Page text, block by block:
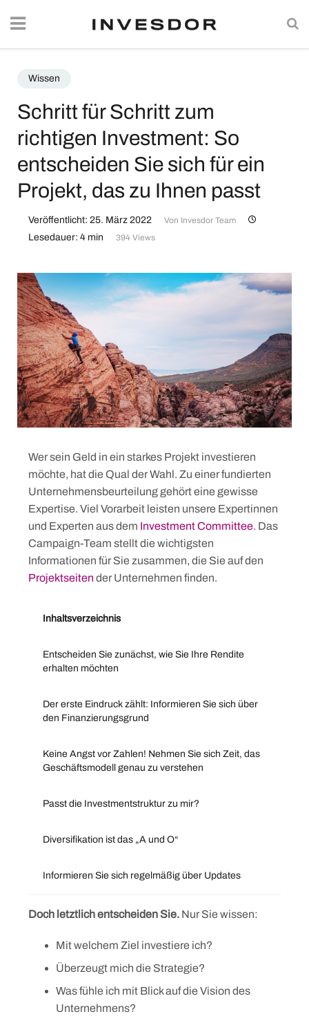
Wissen
Schritt für Schritt zum
richtigen Investment: So
entscheiden Sie sich für ein
Projekt, das zu Ihnen passt
Veröffentlicht: 25. März 2022 Von Invesdor Team
Lesedauer: 4 min 394 Views
Wer sein Geld in ein starkes Projekt investieren
möchte, hat die Qual der Wahl. Zu einer fundierten
Unternehmensbeurteilung gehört eine gewisse
Expertise. Viel Vorarbeit leisten unsere Expertinnen
und Experten aus dem Investment Committee. Das
Campaign-Team stellt die wichtigsten
Informationen für Sie zusammen, die Sie auf den
Projektseiten der Unternehmen finden.
Inhaltsverzeichnis
Entscheiden Sie zunächst, wie Sie Ihre Rendite
erhalten möchten
Der erste Eindruck zählt: Informieren Sie sich über
den Finanzierungsgrund
Keine Angst vor Zahlen! Nehmen Sie sich Zeit, das
Geschäftsmodell genau zu verstehen
Passt die Investmentstruktur zu mir?
Diversifikation ist das „A und O“
Informieren Sie sich regelmäßig über Updates
Doch letztlich entscheiden Sie. Nur Sie wissen:
Mit welchem Ziel investiere ich?
Überzeugt mich die Strategie?
Was fühle ich mit Blick auf die Vision des
Unternehmens?